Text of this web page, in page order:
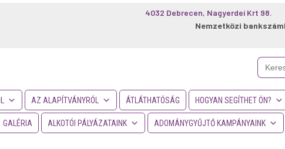
4032 Debrecen, Nagyerdei Krt 98.
Nemzetközi
for:
AZ ALAPÍTVÁNYRÓL ÁTLÁTHATÓSÁG HOGYAN SEGÍTHET ÖN?
GALÉRIA ALKOTÓI PÁLYÁZATAINK ADOMÁNYGYŰJTŐ KAMPÁNYAINK